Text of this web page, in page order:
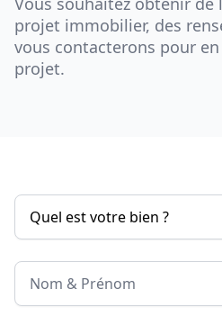
projet immobilier, des
vous contacterons pour
projet.
Nom & Prénom